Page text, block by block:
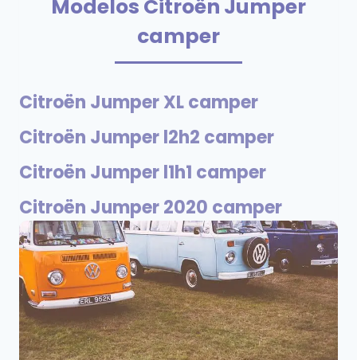
Modelos Citroën Jumper
camper
Citroën Jumper XL camper
Citroën Jumper l2h2 camper
Citroën Jumper l1h1 camper
Citroën Jumper 2020 camper